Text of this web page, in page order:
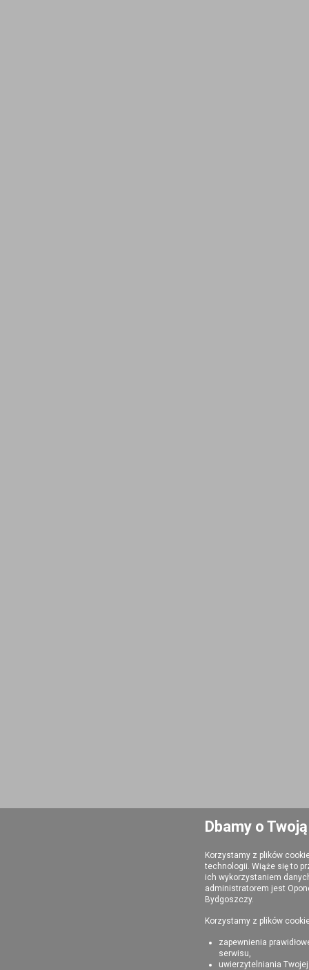
Dbamy o
Korzystamy z plików
technologii. Wiąże się to
ich wykorzystaniem
administratorem jest
Bydgoszczy.
Korzystamy z plików
zapewnienia
serwisu,
uwierzytelniania